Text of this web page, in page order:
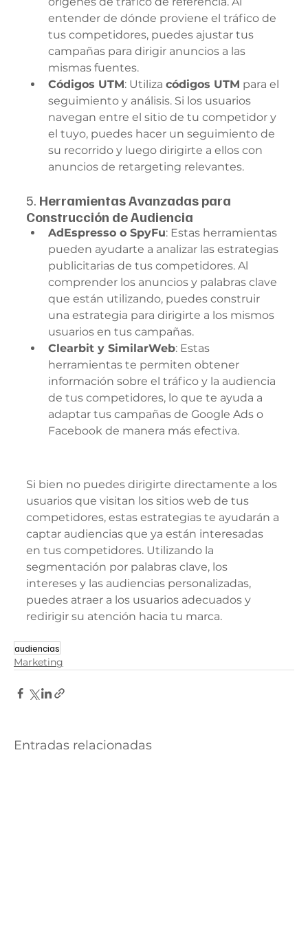
entender de dónde proviene el tráfico de
tus competidores, puedes ajustar tus
campañas para dirigir anuncios a las
mismas fuentes.
Códigos UTM: Utiliza códigos UTM para el
seguimiento y análisis. Si los usuarios
navegan entre el sitio de tu competidor y
el tuyo, puedes hacer un seguimiento de
su recorrido y luego dirigirte a ellos con
anuncios de retargeting relevantes.
5. Herramientas Avanzadas para
Construcción de Audiencia
AdEspresso o SpyFu: Estas herramientas
pueden ayudarte a analizar las estrategias
publicitarias de tus competidores. Al
comprender los anuncios y palabras clave
que están utilizando, puedes construir
una estrategia para dirigirte a los mismos
usuarios en tus campañas.
Clearbit y SimilarWeb: Estas
herramientas te permiten obtener
información sobre el tráfico y la audiencia
de tus competidores, lo que te ayuda a
adaptar tus campañas de Google Ads o
Facebook de manera más efectiva.
Si bien no puedes dirigirte directamente a los
usuarios que visitan los sitios web de tus
competidores, estas estrategias te ayudarán a
captar audiencias que ya están interesadas
en tus competidores. Utilizando la
segmentación por palabras clave, los
intereses y las audiencias personalizadas,
puedes atraer a los usuarios adecuados y
redirigir su atención hacia tu marca.
audiencias
Marketing
Entradas relacionadas